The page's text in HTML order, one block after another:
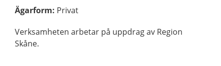
Ägarform: Privat
Verksamheten arbetar på uppdrag av Region
Skåne.